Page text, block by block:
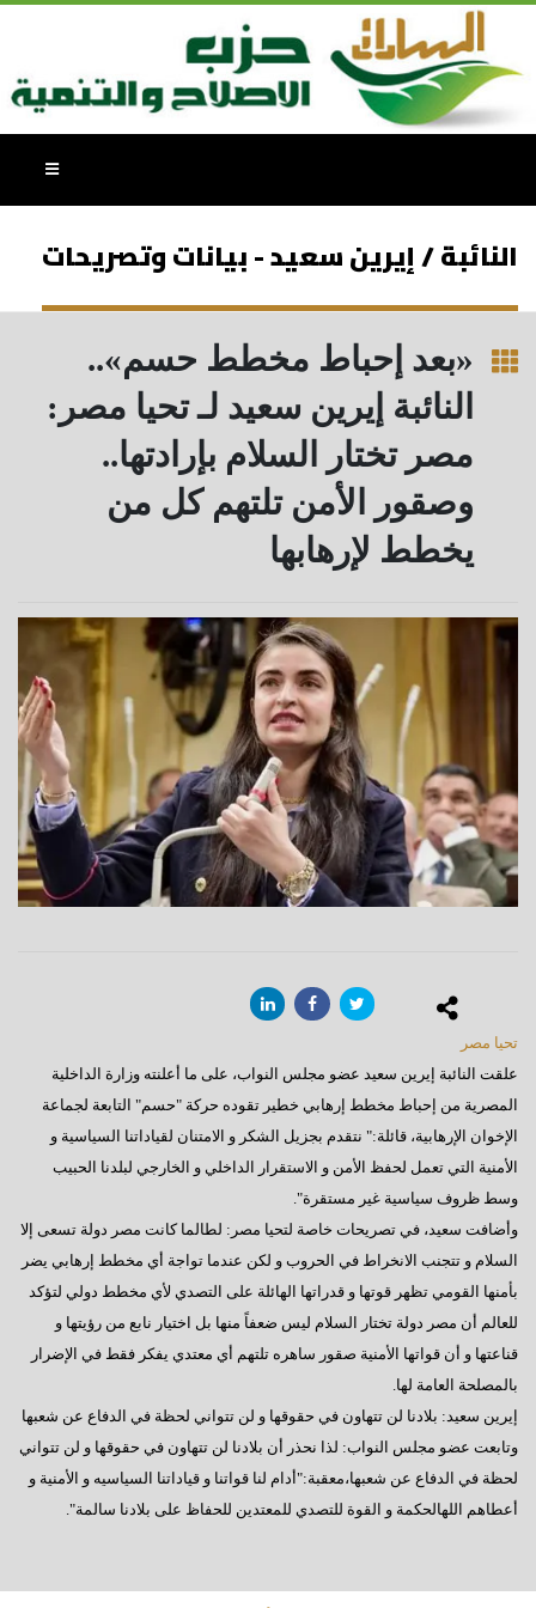
النائبة / إيرين سعيد - بيانات وتصريحات
«بعد إحباط مخطط حسم»..
النائبة إيرين سعيد لـ تحيا مصر:
مصر تختار السلام بإرادتها..
وصقور الأمن تلتهم كل من
يخطط لإرهابها
تحيا مصر
علقت النائبة إيرين سعيد عضو مجلس النواب، على ما أعلنته وزارة الداخلية
المصرية من إحباط مخطط إرهابي خطير تقوده حركة "حسم" التابعة لجماعة
الإخوان الإرهابية، قائلة:" نتقدم بجزيل الشكر و الامتنان لقياداتنا السياسية و
الأمنية التي تعمل لحفظ الأمن و الاستقرار الداخلي و الخارجي لبلدنا الحبيب
وسط ظروف سياسية غير مستقرة".
وأضافت سعيد، في تصريحات خاصة لتحيا مصر: لطالما كانت مصر دولة تسعى إلا
السلام و تتجنب الانخراط في الحروب و لكن عندما تواجة أي مخطط إرهابي يضر
بأمنها القومي تظهر قوتها و قدراتها الهائلة على التصدي لأي مخطط دولي لتؤكد
للعالم أن مصر دولة تختار السلام ليس ضعفاً منها بل اختيار نابع من رؤيتها و
قناعتها و أن قواتها الأمنية صقور ساهره تلتهم أي معتدي يفكر فقط في الإضرار
بالمصلحة العامة لها.
إيرين سعيد: بلادنا لن تتهاون في حقوقها و لن تتواني لحظة في الدفاع عن شعبها
وتابعت عضو مجلس النواب: لذا نحذر أن بلادنا لن تتهاون في حقوقها و لن تتواني
لحظة في الدفاع عن شعبها،معقبة:"أدام لنا قواتنا و قياداتنا السياسيه و الأمنية و
أعطاهم اللهالحكمة و القوة للتصدي للمعتدين للحفاظ على بلادنا سالمة".